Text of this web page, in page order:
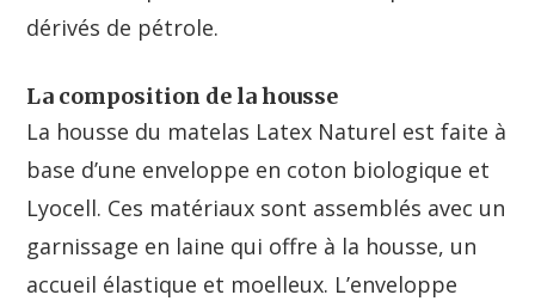
dérivés de pétrole.
La composition de la housse
La housse du matelas Latex Naturel est faite à
base d’une enveloppe en coton biologique et
Lyocell. Ces matériaux sont assemblés avec un
garnissage en laine qui offre à la housse, un
accueil élastique et moelleux. L’enveloppe